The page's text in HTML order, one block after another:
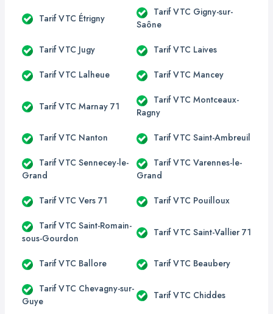
Tarif VTC Étrigny
Tarif VTC Gigny-sur-
Saône
Tarif VTC Jugy Tarif VTC Laives
Tarif VTC Lalheue Tarif VTC Mancey
Tarif VTC Marnay 71
Tarif VTC Montceaux-
Ragny
Tarif VTC Nanton Tarif VTC Saint-Ambreuil
Tarif VTC Sennecey-le-
Grand
Tarif VTC Varennes-le-
Grand
Tarif VTC Vers 71 Tarif VTC Pouilloux
Tarif VTC Saint-Romain-
sous-Gourdon
Tarif VTC Saint-Vallier 71
Tarif VTC Ballore Tarif VTC Beaubery
Tarif VTC Chevagny-sur-
Guye
Tarif VTC Chiddes